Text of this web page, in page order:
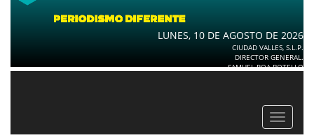
LUNES, 10 DE AGOSTO DE 2026
CIUDAD VALLES, S.L.P.
DIRECTOR GENERAL.
SAMUEL ROA BOTELLO
Toggle